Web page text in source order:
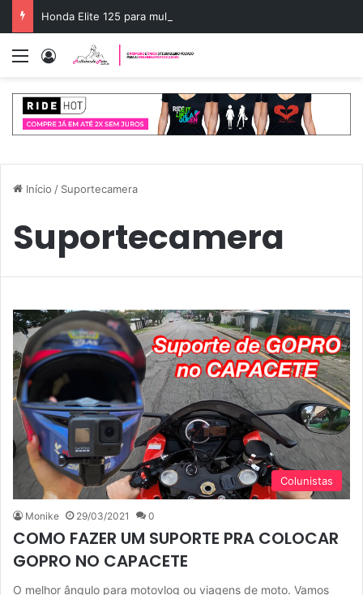
Honda Elite 125 para mulheres: o scooter ideal
Menu Entrar
Início / Suportecamera
Suportecamera
Colunistas
Monike 29/03/2021 0
COMO FAZER UM SUPORTE PRA COLOCAR
GOPRO NO CAPACETE
O melhor ângulo para motovlog ou viagens de moto. Vamos